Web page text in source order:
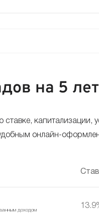
на 5 лет
ставке,
онлайн-
доходом